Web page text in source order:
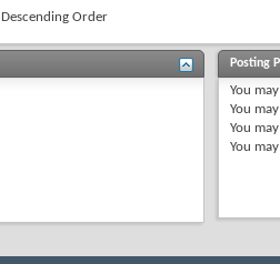
Descending Order
Posting
You
You
You
You